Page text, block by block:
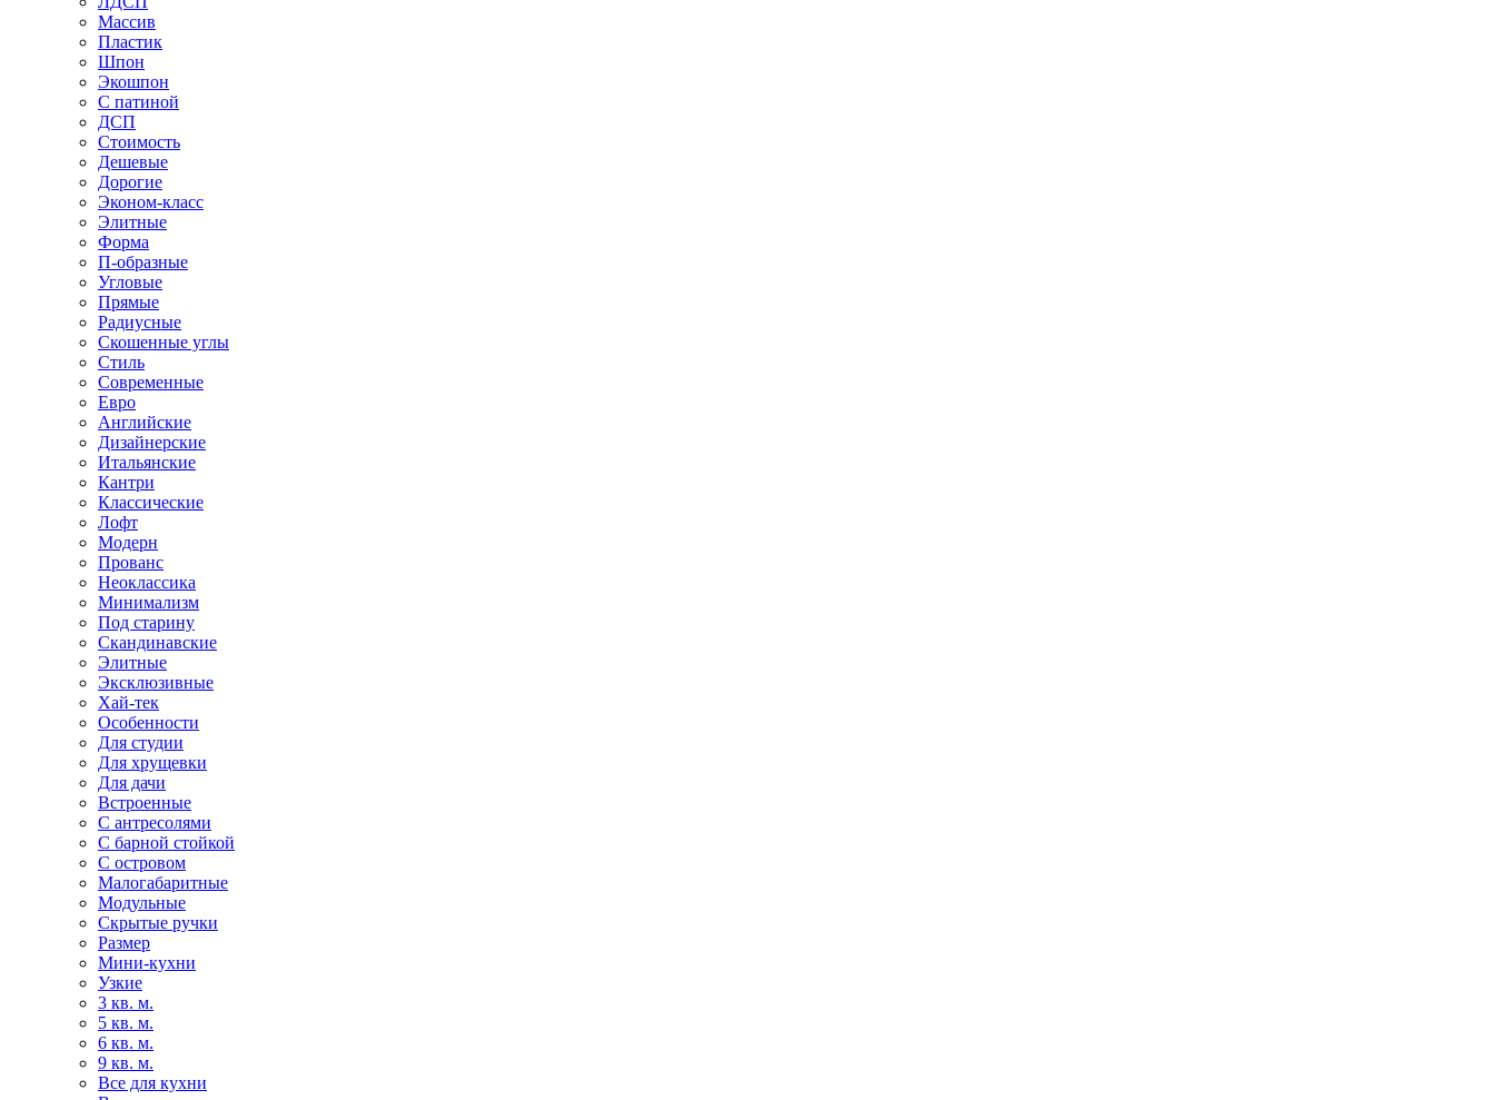
Массив
Пластик
Шпон
Экошпон
С патиной
ДСП
Стоимость
Дешевые
Дорогие
Эконом-класс
Элитные
Форма
П-образные
Угловые
Прямые
Радиусные
Скошенные углы
Стиль
Современные
Евро
Английские
Дизайнерские
Итальянские
Кантри
Классические
Лофт
Модерн
Прованс
Неоклассика
Минимализм
Под старину
Скандинавские
Элитные
Эксклюзивные
Хай-тек
Особенности
Для студии
Для хрущевки
Для дачи
Встроенные
С антресолями
С барной стойкой
С островом
Малогабаритные
Модульные
Скрытые ручки
Размер
Мини-кухни
Узкие
3 кв. м.
5 кв. м.
6 кв. м.
9 кв. м.
Все для кухни